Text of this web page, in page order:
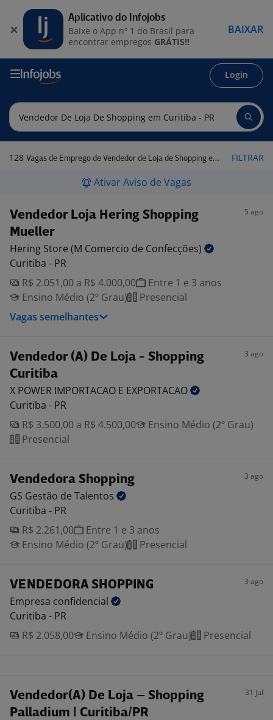
Login
128 Vagas de Emprego de Vendedor de Loja de Shopping em Curitiba - PR FILTRAR
Ativar Aviso de Vagas
Vendedor Loja Hering Shopping
Mueller
5 ago
Hering Store (M Comercio de Confecções)
Curitiba - PR
R$ 2.051,00 a R$ 4.000,00
Entre 1 e 3 anos
Ensino Médio (2º Grau)
Presencial
Vagas semelhantes
Vendedor (A) De Loja - Shopping
Curitiba
3 ago
X POWER IMPORTACAO E EXPORTACAO
Curitiba - PR
R$ 3.500,00 a R$ 4.500,00
Ensino Médio (2º Grau)
Presencial
Vendedora Shopping 3 ago
GS Gestão de Talentos
Curitiba - PR
R$ 2.261,00
Entre 1 e 3 anos
Ensino Médio (2º Grau)
Presencial
VENDEDORA SHOPPING 3 ago
Empresa confidencial
Curitiba - PR
R$ 2.058,00
Ensino Médio (2º Grau) Presencial
Vendedor(A) De Loja – Shopping
Palladium | Curitiba/PR
31 jul
Aplicativo do Infojobs
Baixe o App nº 1 do Brasil para
encontrar empregos GRÁTIS!!
BAIXAR